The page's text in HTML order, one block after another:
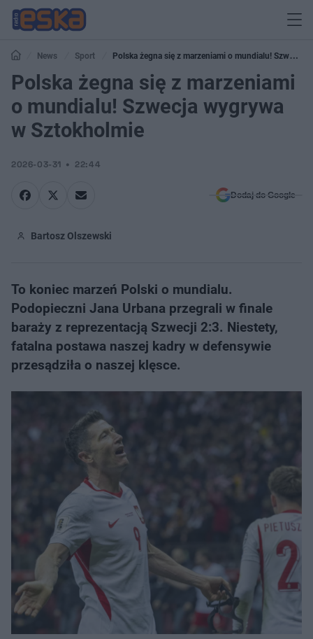
News Sport
Polska żegna się z marzeniami o mundialu! Szwecja
wygrywa w Sztokholmie
Polska żegna się z marzeniami
o mundialu! Szwecja wygrywa
w Sztokholmie
2026-03-31 22:44
Dodaj do Google
Bartosz Olszewski
To koniec marzeń Polski o mundialu.
Podopieczni Jana Urbana przegrali w finale
baraży z reprezentacją Szwecji 2:3. Niestety,
fatalna postawa naszej kadry w defensywie
przesądziła o naszej klęsce.